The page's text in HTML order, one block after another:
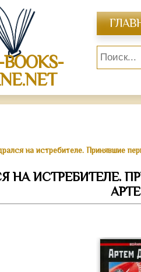
на истребителе. Принявшие
НА ИСТРЕБИТЕЛЕ.